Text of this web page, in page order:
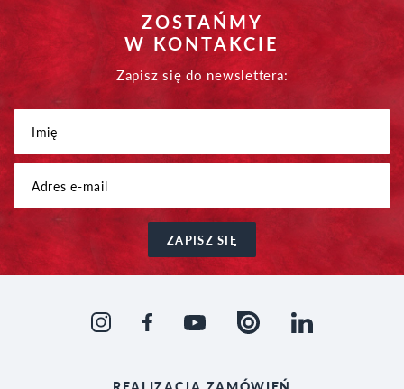
ZOSTAŃMY
W KONTAKCIE
Zapisz się do newslettera:
ZAPISZ SIĘ